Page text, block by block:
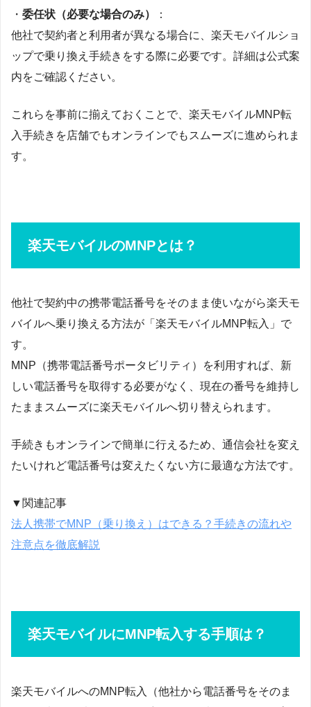
・ 委任状（必要な場合のみ）
：
他社で契約者と利用者が異なる場合に、楽天モバイルショ
ップで乗り換え手続きをする際に必要です。詳細は公式案
内をご確認ください。
これらを事前に揃えておくことで、楽天モバイルMNP転
入手続きを店舗でもオンラインでもスムーズに進められま
す。
楽天モバイルのMNPとは？
他社で契約中の携帯電話番号をそのまま使いながら楽天モ
バイルへ乗り換える方法が「楽天モバイルMNP転入」で
す。
MNP（携帯電話番号ポータビリティ）を利用すれば、新
しい電話番号を取得する必要がなく、現在の番号を維持し
たままスムーズに楽天モバイルへ切り替えられます。
手続きもオンラインで簡単に行えるため、通信会社を変え
たいけれど電話番号は変えたくない方に最適な方法です。
▼関連記事
法人携帯でMNP（乗り換え）はできる？手続きの流れや
注意点を徹底解説
楽天モバイルにMNP転入する手順は？
楽天モバイルへのMNP転入（他社から電話番号をそのま